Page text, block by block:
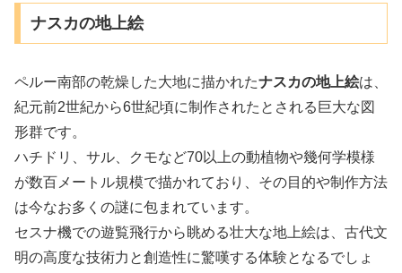
ナスカの地上絵
ペルー南部の乾燥した大地に描かれたナスカの地上絵は、
紀元前2世紀から6世紀頃に制作されたとされる巨大な図
形群です。
ハチドリ、サル、クモなど70以上の動植物や幾何学模様
が数百メートル規模で描かれており、その目的や制作方法
は今なお多くの謎に包まれています。
セスナ機での遊覧飛行から眺める壮大な地上絵は、古代文
明の高度な技術力と創造性に驚嘆する体験となるでしょ